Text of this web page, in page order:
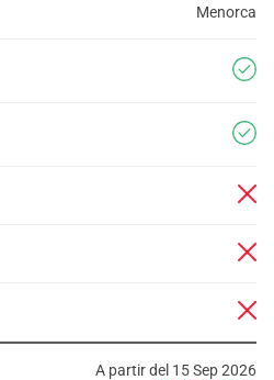
Menorca
A partir del 15 Sep 2026